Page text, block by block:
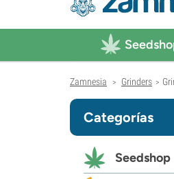
Zamnesia > Grinders >
Categorías
Seedshop